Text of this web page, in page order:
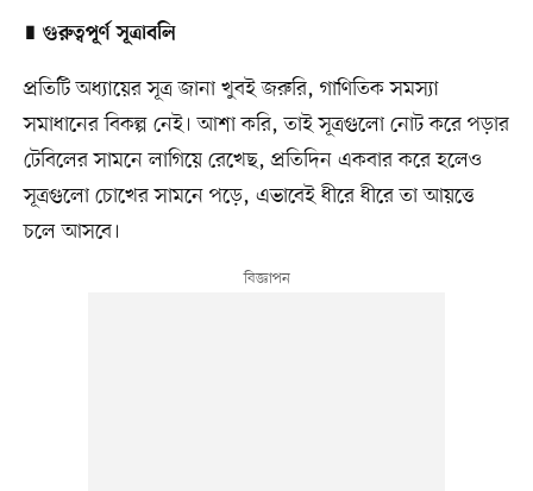
∎ গুরুত্বপূর্ণ সূত্রাবলি
প্রতিটি অধ্যায়ের সূত্র জানা খুবই জরুরি, গাণিতিক সমস্যা
সমাধানের বিকল্প নেই। আশা করি, তাই সূত্রগুলো নোট করে পড়ার
টেবিলের সামনে লাগিয়ে রেখেছ, প্রতিদিন একবার করে হলেও
সূত্রগুলো চোখের সামনে পড়ে, এভাবেই ধীরে ধীরে তা আয়ত্তে
চলে আসবে।